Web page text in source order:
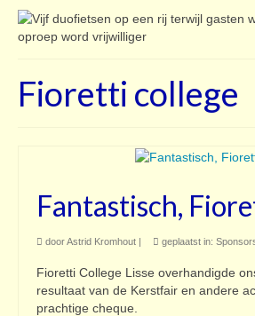
Nieuws
Vrijwilligers
Contact
Fioretti college
Fantastisch,
doorAstrid Kromhout | geplaatst in:
Fioretti College Lisse overhandigde
resultaat van de Kerstfair en andere
prachtige cheque.